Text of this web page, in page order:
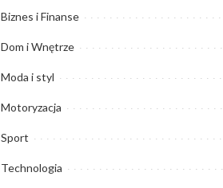
Biznes i Finanse
Dom i Wnętrze
Moda i styl
Motoryzacja
Sport
Technologia